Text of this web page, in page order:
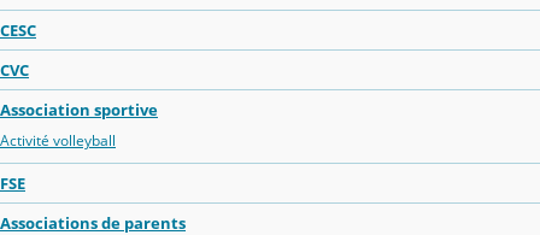
CESC
CVC
Association sportive
Activité volleyball
FSE
Associations de parents